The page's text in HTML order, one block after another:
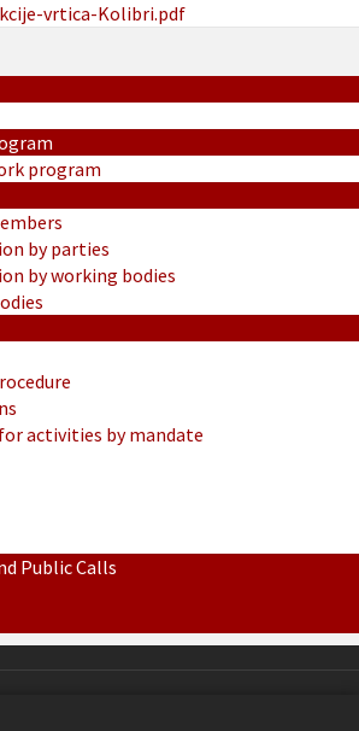
vrtica-Kolibri.pdf
program
by parties
by working bodies
activities by mandate
Public Calls